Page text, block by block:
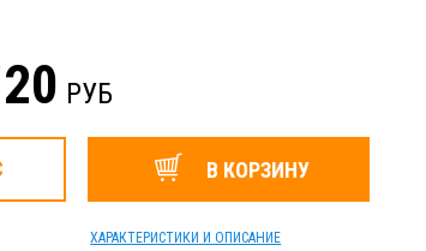
РУБ
В КОРЗИНУ
ХАРАКТЕРИСТИКИ И ОПИСАНИЕ